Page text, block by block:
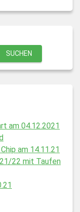
SUCHEN
am 04.12.2021
am 14.11.21
22 mit Taufen